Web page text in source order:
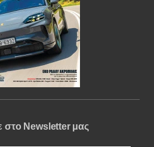
στο Newsletter μας